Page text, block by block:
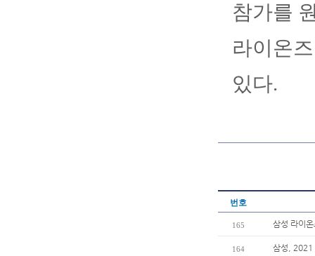
참가를
라이온
있다.
번호
165 삼성 라이
164 삼성, 2021